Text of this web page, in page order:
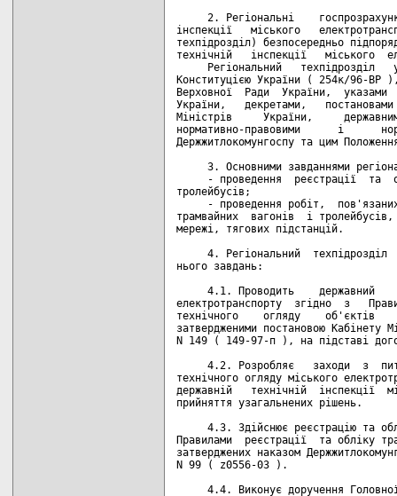
2. Регіональні
інспекції   міського
техпідрозділ) безпосередньо
технічній   інспекції   міського
Регіональний   техпідрозділ
Конституцією України ( 254к/96-ВР
Верховної  Ради  України,  указами
України,   декретами,
Міністрів     України,
нормативно-правовими      і
Держжитлокомунгоспу та цим
3. Основними завданнями
- проведення  реєстрації  та
тролейбусів;
- проведення робіт,
трамвайних  вагонів  і
мережі, тягових підстанцій.
4. Регіональний  техпідрозділ
нього завдань:
4.1. Проводить    державний
електротранспорту  згідно  з
технічного    огляду    об'єктів
затвердженими постановою
N 149 ( 149-97-п ), на підставі
4.2. Розробляє   заходи  з
технічного огляду міського
державній   технічній  інспекції
прийняття узагальнених рішень.
4.3. Здійснює реєстрацію та
Правилами  реєстрації  та обліку
затверджених наказом
N 99 ( z0556-03 ).
4.4. Виконує доручення